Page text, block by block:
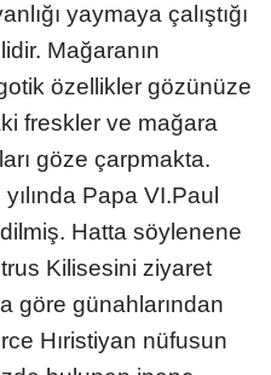
yaymaya çalıştığı
Mağaranın
özellikler gözünüze
freskler ve mağara
göze çarpmakta.
Papa VI.Paul
Hatta söylenene
Kilisesini ziyaret
göre günahlarından
Hıristiyan nüfusun